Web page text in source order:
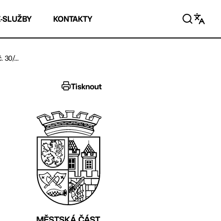
SLUŽBY KONTAKTY
30/...
Tisknout